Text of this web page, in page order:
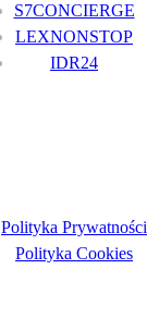
S7CONCIERGE
LEXNONSTOP
IDR24
Polityka Prywatności
Polityka Cookies